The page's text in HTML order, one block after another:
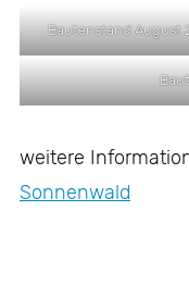
Bautenstand August
weitere
Sonnenwald